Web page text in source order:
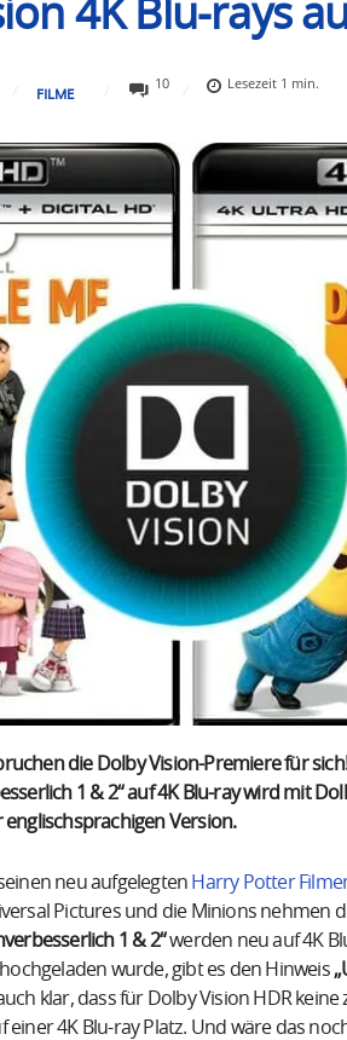
4K Blu-rays
FILME
10 Lesezeit 1 min.
die Dolby Vision-Premiere für
1 & 2“ auf 4K Blu-ray wird mit
englischsprachigen Version.
neu aufgelegten Harry Potter
Pictures und die Minions nehmen
1 & 2“werden neu auf 4K
wurde, gibt es den Hinweis
klar, dass für Dolby Vision HDR keine
4K Blu-ray Platz. Und wäre das